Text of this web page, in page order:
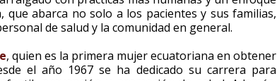
que abarca no solo a los pacientes y sus familias,
de salud y la comunidad en general.
, quien es la primera mujer ecuatoriana en obtener
el año 1967 se ha dedicado su carrera para